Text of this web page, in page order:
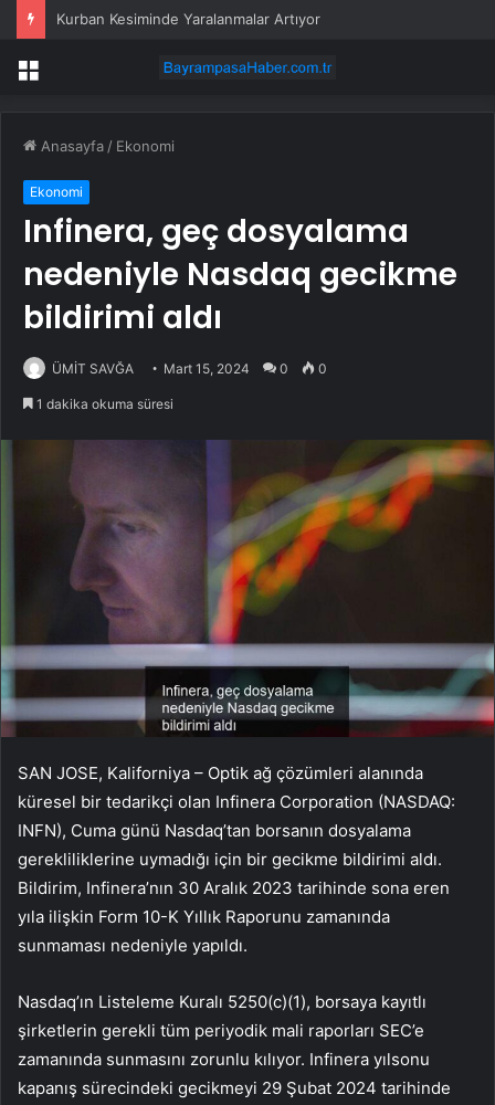
Kurban Kesiminde Yaralanmalar Artıyor
Menü
Anasayfa / Ekonomi
Ekonomi
Infinera, geç dosyalama
nedeniyle Nasdaq gecikme
bildirimi aldı
ÜMİT SAVĞA Mart 15, 2024 0 0
1 dakika okuma süresi
SAN JOSE, Kaliforniya – Optik ağ çözümleri alanında
küresel bir tedarikçi olan Infinera Corporation (NASDAQ:
INFN), Cuma günü Nasdaq’tan borsanın dosyalama
gerekliliklerine uymadığı için bir gecikme bildirimi aldı.
Bildirim, Infinera’nın 30 Aralık 2023 tarihinde sona eren
yıla ilişkin Form 10-K Yıllık Raporunu zamanında
sunmaması nedeniyle yapıldı.
Nasdaq’ın Listeleme Kuralı 5250(c)(1), borsaya kayıtlı
şirketlerin gerekli tüm periyodik mali raporları SEC’e
zamanında sunmasını zorunlu kılıyor. Infinera yılsonu
kapanış sürecindeki gecikmeyi 29 Şubat 2024 tarihinde